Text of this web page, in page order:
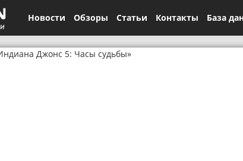
Новости Обзоры Статьи Контакты База